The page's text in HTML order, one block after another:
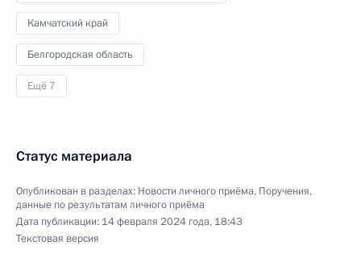
Камчатский край
Белгородская область
Ещё 7
Статус материала
Опубликован в разделах: Новости личного приёма, Поручения,
данные по результатам личного приёма
Дата публикации: 14 февраля 2024 года, 18:43
Текстовая версия